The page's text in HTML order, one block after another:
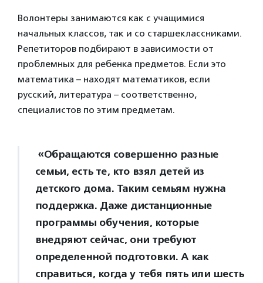
Волонтеры занимаются как с учащимися
начальных классов, так и со старшеклассниками.
Репетиторов подбирают в зависимости от
проблемных для ребенка предметов. Если это
математика – находят математиков, если
русский, литература – соответственно,
специалистов по этим предметам.
«Обращаются совершенно разные
семьи, есть те, кто взял детей из
детского дома. Таким семьям нужна
поддержка. Даже дистанционные
программы обучения, которые
внедряют сейчас, они требуют
определенной подготовки. А как
справиться, когда у тебя пять или шесть